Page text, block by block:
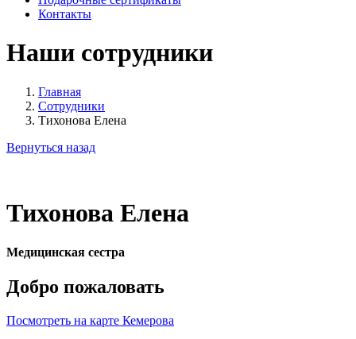
Контакты
Наши сотрудники
Главная
Сотрудники
Тихонова Елена
Вернуться назад
Тихонова Елена
Медицинская сестра
Добро пожаловать
Посмотреть на карте Кемерова